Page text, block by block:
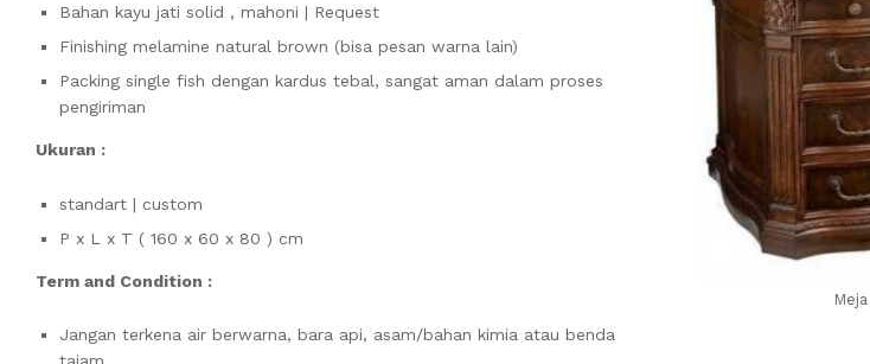
Bahan kayu jati solid , mahoni | Request
Finishing melamine natural brown (bisa pesan warna lain)
Packing single fish dengan kardus tebal, sangat aman dalam proses
pengiriman
Ukuran :
standart | custom
P x L x T ( 160 x 60 x 80 ) cm
Term and Condition :
Jangan terkena air berwarna, bara api, asam/bahan kimia atau benda